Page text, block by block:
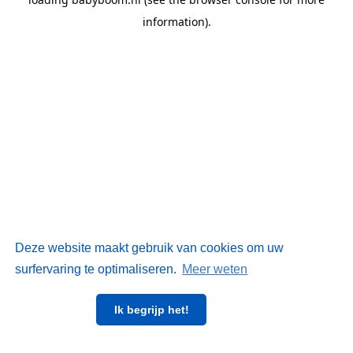
Deze website maakt gebruik van cookies om uw
surfervaring te optimaliseren. Meer weten
Ik begrijp het!
information).